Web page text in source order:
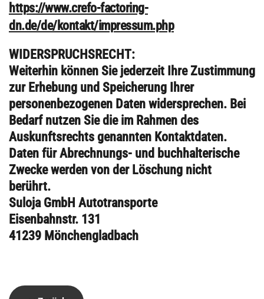
https://www.crefo-factoring-
dn.de/de/kontakt/impressum.php
WIDERSPRUCHSRECHT:
Weiterhin können Sie jederzeit Ihre Zustimmung
zur Erhebung und Speicherung Ihrer
personenbezogenen Daten widersprechen. Bei
Bedarf nutzen Sie die im Rahmen des
Auskunftsrechts genannten Kontaktdaten.
Daten für Abrechnungs- und buchhalterische
Zwecke werden von der Löschung nicht
berührt.
Suloja GmbH Autotransporte
Eisenbahnstr. 131
41239 Mönchengladbach